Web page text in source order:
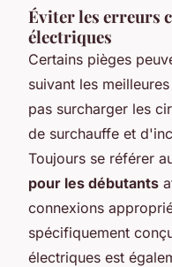
Éviter les erreurs
électriques
Certains pièges
suivant les
pas surcharger les
de surchauffe et
Toujours se référer
pour les débutants
connexions
spécifiquement
électriques est